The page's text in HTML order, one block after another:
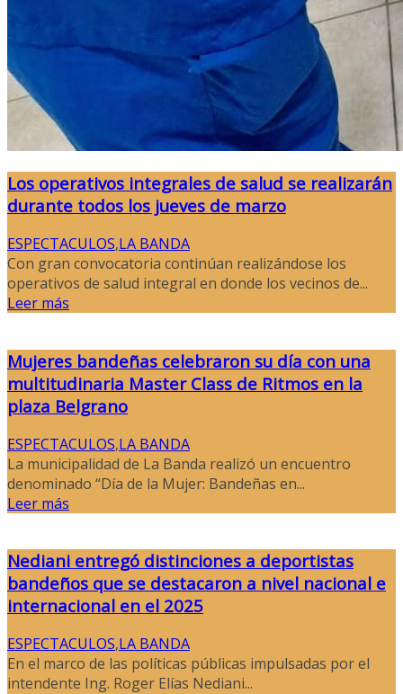
Los operativos integrales de salud se realizarán
durante todos los jueves de marzo
ESPECTACULOS,LA BANDA
Con gran convocatoria continúan realizándose los
operativos de salud integral en donde los vecinos de...
Leer más
Mujeres bandeñas celebraron su día con una
multitudinaria Master Class de Ritmos en la
plaza Belgrano
ESPECTACULOS,LA BANDA
La municipalidad de La Banda realizó un encuentro
denominado “Día de la Mujer: Bandeñas en...
Leer más
Nediani entregó distinciones a deportistas
bandeños que se destacaron a nivel nacional e
internacional en el 2025
ESPECTACULOS,LA BANDA
En el marco de las políticas públicas impulsadas por el
intendente Ing. Roger Elías Nediani...